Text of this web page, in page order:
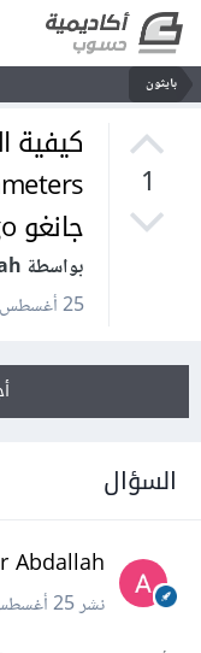
بايثون
1
كيفية
جانغو Django؟
بواسطة Amer Abdallah
25 أغسطس 2021
السؤال
Abdallah
نشر25 أغسطس 2021